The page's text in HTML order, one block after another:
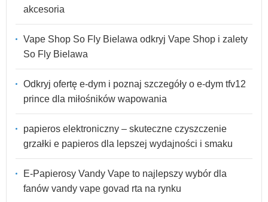
akcesoria
Vape Shop So Fly Bielawa odkryj Vape Shop i zalety
So Fly Bielawa
Odkryj ofertę e-dym i poznaj szczegóły o e-dym tfv12
prince dla miłośników wapowania
papieros elektroniczny – skuteczne czyszczenie
grzałki e papieros dla lepszej wydajności i smaku
E-Papierosy Vandy Vape to najlepszy wybór dla
fanów vandy vape govad rta na rynku